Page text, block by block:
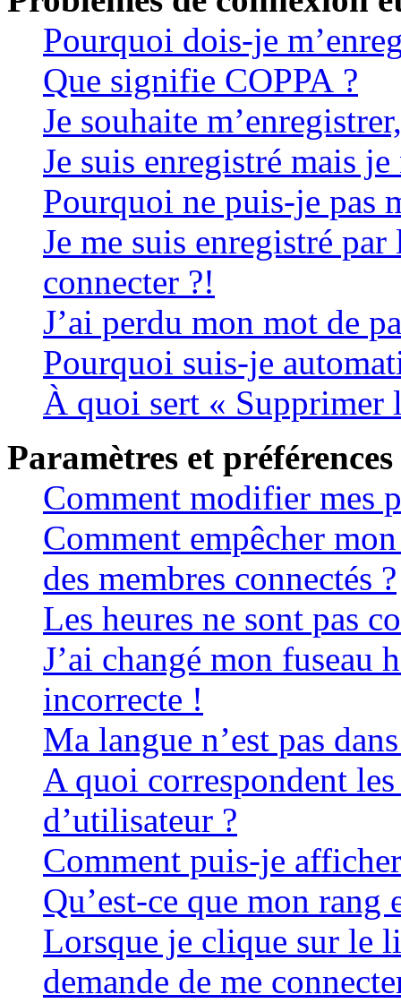
Pourquoi dois-je
Que signifie COPPA ?
Je souhaite
Je suis enregistré mais
Pourquoi ne puis-je pas
Je me suis enregistré
connecter ?!
J’ai perdu mon mot de
Pourquoi suis-je
À quoi sert « Supprimer
Paramètres et
Comment modifier mes
Comment empêcher
des membres connectés ?
Les heures ne sont pas
J’ai changé mon fuseau
incorrecte !
Ma langue n’est pas
A quoi correspondent
d’utilisateur ?
Comment puis-je
Qu’est-ce que mon
Lorsque je clique sur le
demande de me